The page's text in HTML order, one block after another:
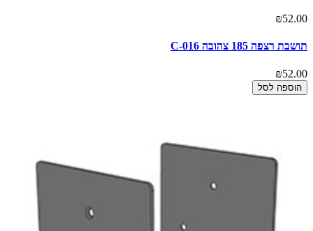
₪52.00
תושבת רצפה 185 צהובה C-016
₪52.00
הוספה לסל